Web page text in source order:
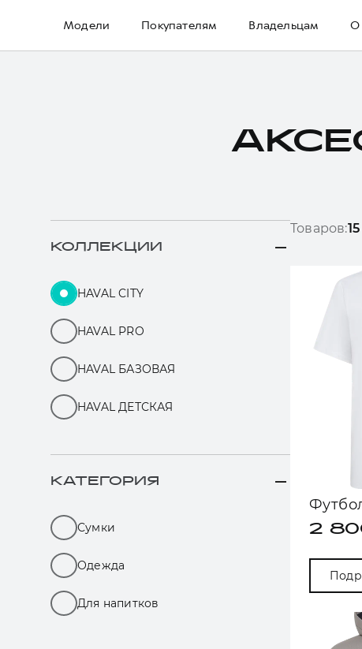
Модели Покупателям Владельцам
О
КОЛЛЕКЦИИ
HAVAL CITY
HAVAL PRO
HAVAL БАЗОВАЯ
HAVAL ДЕТСКАЯ
КАТЕГОРИЯ
Сумки
Одежда
Для напитков
Товаров:15
2